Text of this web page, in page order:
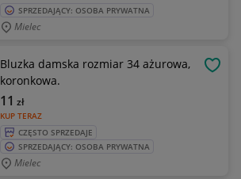
SPRZEDAJĄCY: OSOBA PRYWATNA
Mielec
Bluzka damska rozmiar 34 ażurowa,
koronkowa.
KUP TERAZ
11 zł
CZĘSTO SPRZEDAJE
SPRZEDAJĄCY: OSOBA PRYWATNA
Mielec